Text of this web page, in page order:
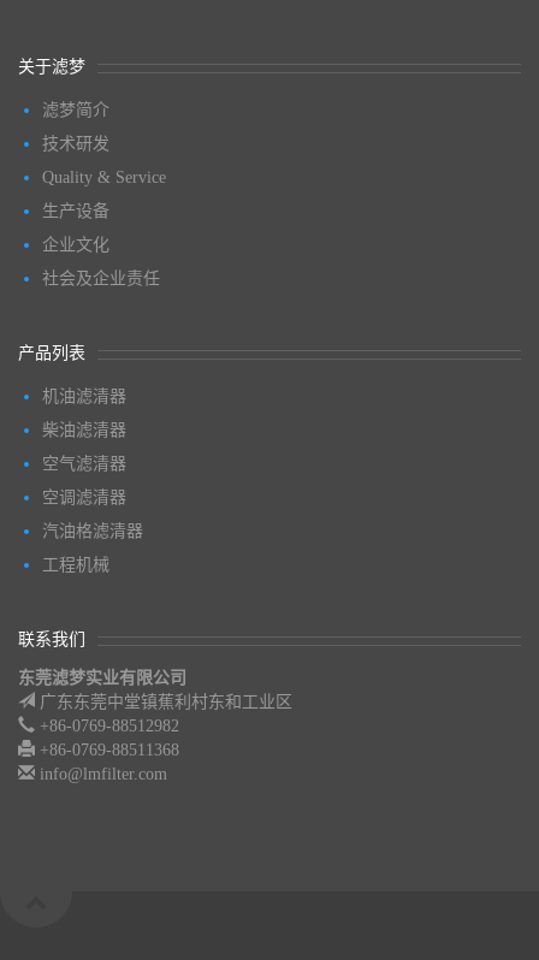
关于滤梦
滤梦简介
技术研发
Quality & Service
生产设备
企业文化
社会及企业责任
产品列表
机油滤清器
柴油滤清器
空气滤清器
空调滤清器
汽油格滤清器
工程机械
联系我们
东莞滤梦实业有限公司
广东东莞中堂镇蕉利村东和工业区
+86-0769-88512982
+86-0769-88511368
info@lmfilter.com